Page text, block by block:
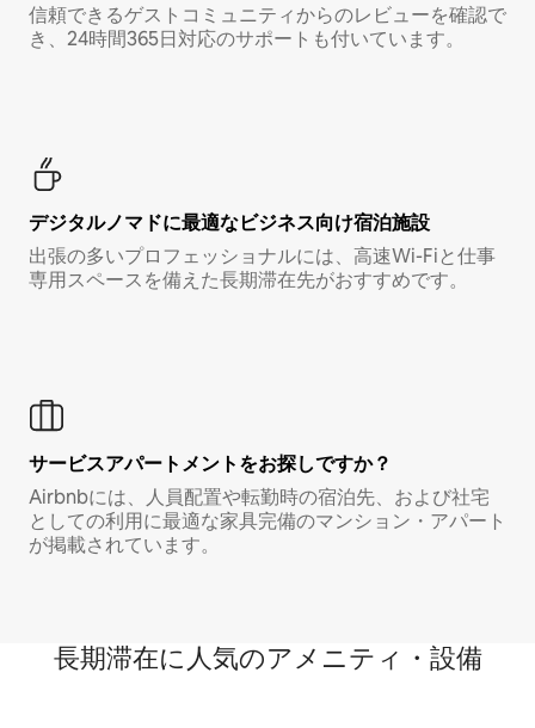
信頼できるゲストコミュニティからのレビューを確認で
き、24時間365日対応のサポートも付いています。
デジタルノマド⁠に最⁠適⁠なビ⁠ジ⁠ネ⁠ス⁠向⁠け宿⁠泊⁠施⁠設
出張の多いプロフェッショナルには、高速Wi-Fiと仕事
専用スペースを備えた長期滞在先がおすすめです。
サービスアパートメントをお探しですか？
Airbnbには、人員配置や転勤時の宿泊先、および社宅
としての利用に最適な家具完備のマンション・アパート
が掲載されています。
長期滞在に人気のアメニティ・設備